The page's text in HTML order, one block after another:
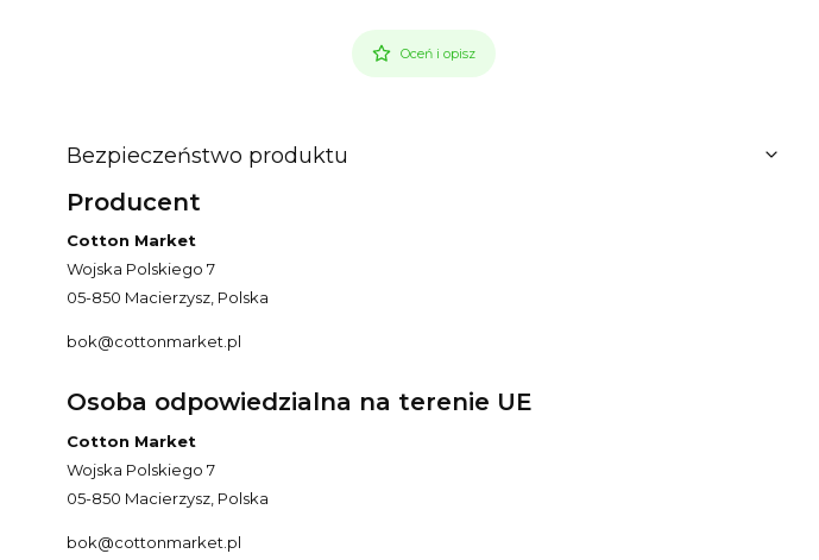
Oceń i opisz
Bezpieczeństwo produktu
Producent
Cotton Market
Wojska Polskiego 7
05-850 Macierzysz, Polska
bok@cottonmarket.pl
Osoba odpowiedzialna na terenie UE
Cotton Market
Wojska Polskiego 7
05-850 Macierzysz, Polska
bok@cottonmarket.pl